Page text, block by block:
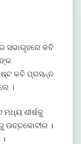
ସଭାଗୃହରେ କବି
କବି ପ୍ରସନ୍ନ
।
ମଧ୍ୟ ଶୀର୍ଷକୁ
ଉଚ୍ଚକୋଟୀର ।